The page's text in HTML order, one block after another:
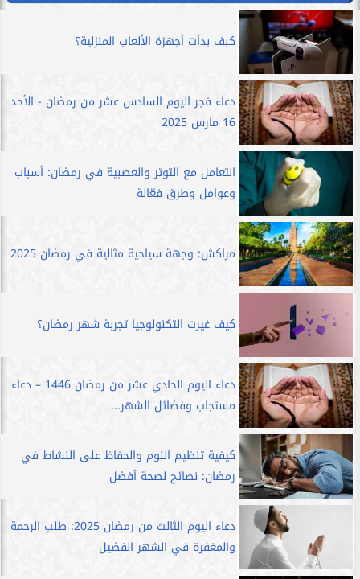
كبف بدأت أجهزة الألعاب المنزلية؟
دعاء فجر اليوم السادس عشر من رمضان - الأحد
16 مارس 2025
التعامل مع التوتر والعصبية في رمضان: أسباب
وعوامل وطرق فعّالة
مراكش: وجهة سياحية مثالية في رمضان 2025
كيف غيرت التكنولوجيا تجربة شهر رمضان؟
دعاء اليوم الحادي عشر من رمضان 1446 – دعاء
مستجاب وفضائل الشهر...
كيفية تنظيم النوم والحفاظ على النشاط في
رمضان: نصائح لصحة أفضل
دعاء اليوم الثالث من رمضان 2025: طلب الرحمة
والمغفرة في الشهر الفضيل